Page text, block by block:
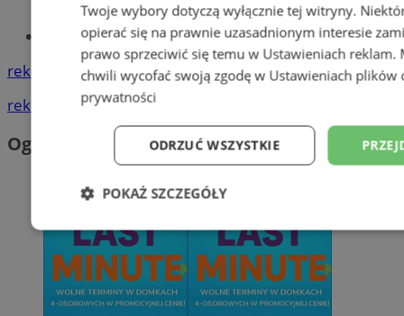
Tworzenie stron www - Orzesze
reklama
reklama
Ogłoszenia
Twoje wybory dotyczą wyłącznie tej witryny.
opierać się na prawnie uzasadnionym interesie
prawo sprzeciwić się temu w Ustawieniach reklam.
chwili wycofać swoją zgodę w Ustawieniach plików
prywatności
ODRZUĆ WSZYSTKIE
POKAŻ SZCZEGÓŁY
Niezbędne Wydajność
Niesklasyfikowane